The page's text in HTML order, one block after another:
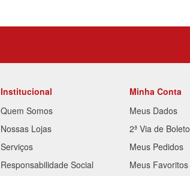
Institucional
Quem Somos
Nossas Lojas
Serviços
Responsabilidade Social
Minha Conta
Meus Dados
2ª Via de Boleto
Meus Pedidos
Meus Favoritos